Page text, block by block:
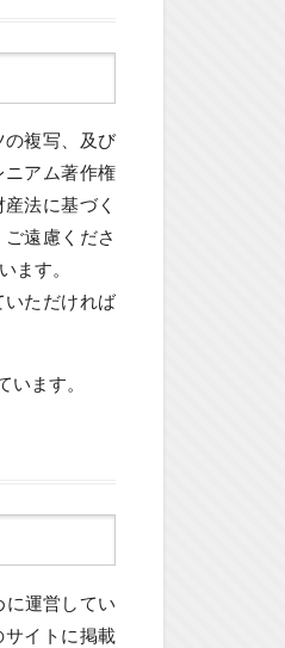
複写、及び
アム著作権
法に基づく
遠慮くださ
ます。
ただければ
ます。
運営してい
イトに掲載